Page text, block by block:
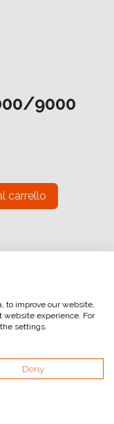
9000
carrello
to improve our website,
website experience. For
settings.
Deny